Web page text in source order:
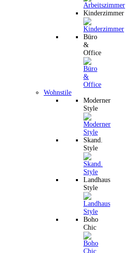
Kinderzimmer
Büro
&
Office
Wohnstile
Moderner
Style
Skand.
Style
Landhaus
Style
Boho
Chic